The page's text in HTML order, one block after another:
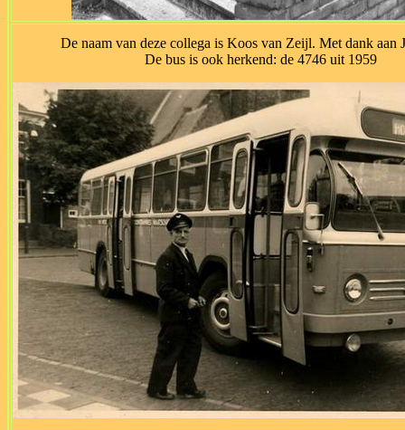
De naam van deze collega is Koos van Zeijl. Met dank aan
De bus is ook herkend: de 4746 uit 1959